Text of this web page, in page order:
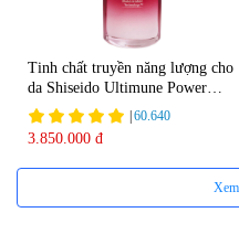
Tinh chất truyền năng lượng cho
da Shiseido Ultimune Power
75ml
60.640
3.850.000 đ